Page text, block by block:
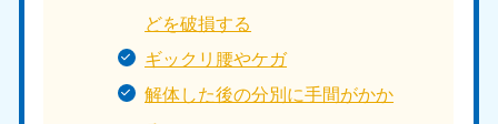
どを破損する
ギックリ腰やケガ
解体した後の分別に手間がかか